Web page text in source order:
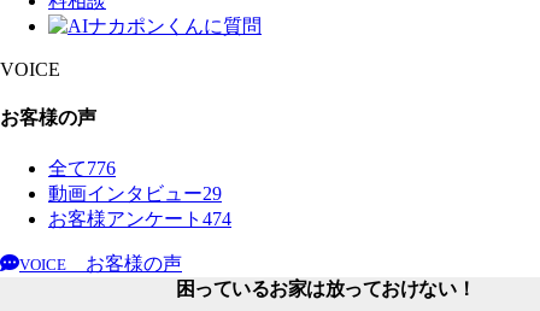
VOICE
お客様の声
全て776
動画インタビュー29
お客様アンケート 474
VOICE
お客様の声
困っているお家は放っておけない！